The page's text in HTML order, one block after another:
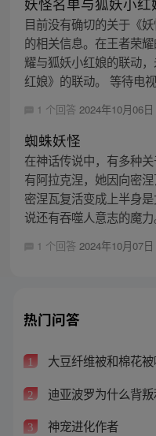
目前没有确切的关于《
的相关信息。在王者荣
耀与狐妖小红娘的联动
红娘》的联动。 等待电
1 个回答 2024年10月06
蜘蛛妖怪
在神话传说中，有多种
有阿拉克涅，她因向密
密涅瓦复活变成上半身
说还有吞噬人意志的魔
1 个回答 2024年10月07日
热门问答
1 大豆纤维被和棉花
2 迪亚波罗为什么背
3 神宠进化作者